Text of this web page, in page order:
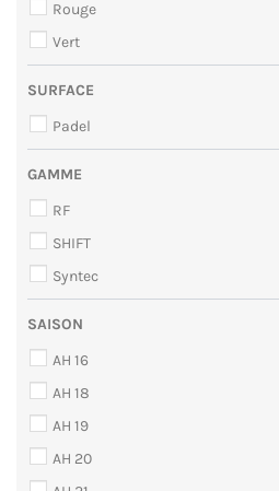
Rouge
Vert
SURFACE
Padel
GAMME
RF
SHIFT
Syntec
SAISON
AH 16
AH 18
AH 19
AH 20